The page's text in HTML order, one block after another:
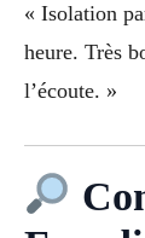
« Isolation
heure. Très
l’écoute. »